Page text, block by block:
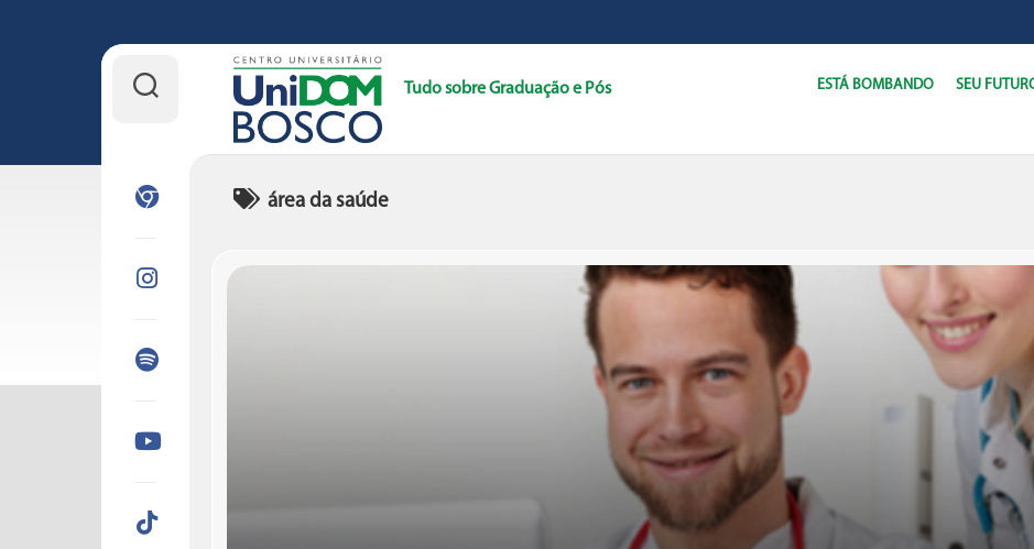
Tudo sobre Graduação e Pós ESTÁ BOMBANDO SEU
MUNDO
área da saúde